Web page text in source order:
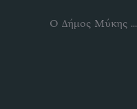
Ο Δήμος Μύκης ...